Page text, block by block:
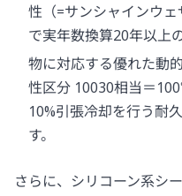
性（=サンシャインウ
で実年数換算20年以上
物に対応する優れた動
性区分 10030相当＝
10%引張冷却を行う耐
す。
さらに、シリコーン系シ